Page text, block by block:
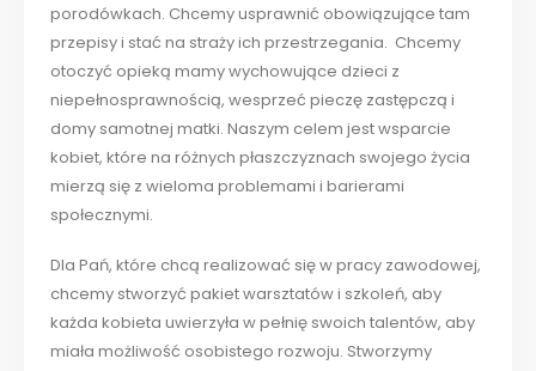
porodówkach. Chcemy usprawnić obowiązujące tam
przepisy i stać na straży ich przestrzegania. Chcemy
otoczyć opieką mamy wychowujące dzieci z
niepełnosprawnością, wesprzeć pieczę zastępczą i
domy samotnej matki. Naszym celem jest wsparcie
kobiet, które na różnych płaszczyznach swojego życia
mierzą się z wieloma problemami i barierami
społecznymi.
Dla Pań, które chcą realizować się w pracy zawodowej,
chcemy stworzyć pakiet warsztatów i szkoleń, aby
każda kobieta uwierzyła w pełnię swoich talentów, aby
miała możliwość osobistego rozwoju. Stworzymy